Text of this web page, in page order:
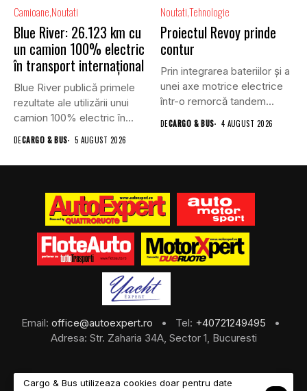
Camioane Noutati
Blue River: 26.123 km cu
un camion 100% electric
în transport internațional
Blue River publică primele
rezultate ale utilizării unui
camion 100% electric în...
DECARGO & BUS 5 AUGUST 2026
NoutatiTehnologie
Proiectul Revoy prinde
contur
Prin integrarea bateriilor și a
unei axe motrice electrice
într-o remorcă tandem...
DECARGO & BUS 4 AUGUST 2026
Email: office@autoexpert.ro • Tel: +40721249495
•
Adresa: Str. Zaharia 34A, Sector 1, Bucuresti
Cargo & Bus utilizeaza cookies doar pentru date